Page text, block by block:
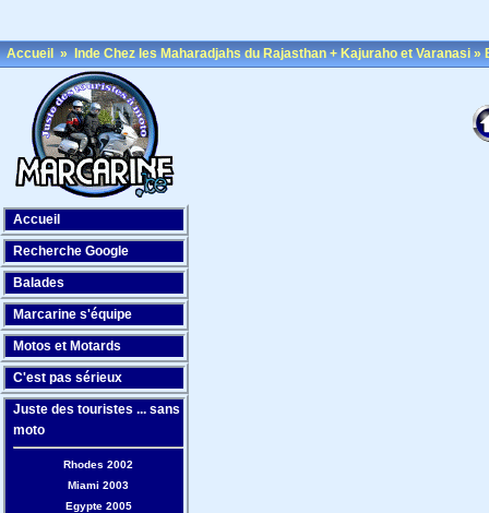
Accueil»Inde Chez les Maharadjahs du Rajasthan + Kajuraho et Varanasi»
Accueil
Recherche Google
Balades
Marcarine s'équipe
Motos et Motards
C'est pas sérieux
Juste des touristes ... sans
moto
Rhodes 2002
Miami 2003
Egypte 2005